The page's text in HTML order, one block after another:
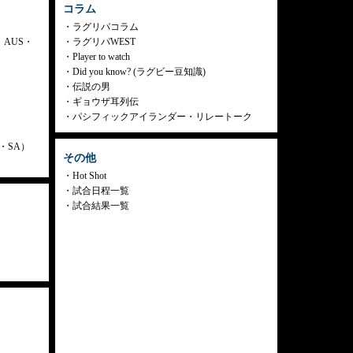
・
SA）
コラム
ラグリパコラム
ラグリパWEST
Player to watch
Did you know? (ラグビー豆知識)
伝説の男
ギョウザ耳列伝
パシフィックアイランダー・リレートーク
その他
Hot Shot
試合日程一覧
試合結果一覧